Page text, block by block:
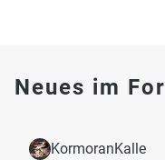
Neues im
KormoranKalle